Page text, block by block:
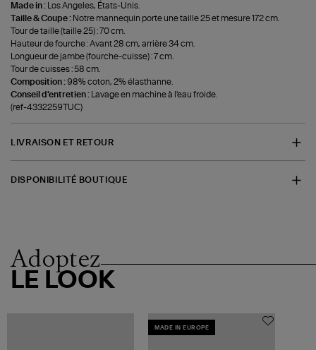
Made in :
Los Angeles, États-Unis.
Taille & Coupe : Notre mannequin porte une taille 25 et mesure 172 cm.
Tour de taille (taille 25) : 70 cm.
Hauteur de fourche : Avant 28 cm, arrière 34 cm.
Longueur de jambe (fourche-cuisse) : 7 cm.
Tour de cuisses : 58 cm.
Composition : 98% coton, 2% élasthanne.
Conseil d'entretien :
Lavage en machine à l'eau froide.
(ref-4332259TUC)
LIVRAISON ET RETOUR
DISPONIBILITÉ BOUTIQUE
Adoptez
LE LOOK
MADE IN EUROPE